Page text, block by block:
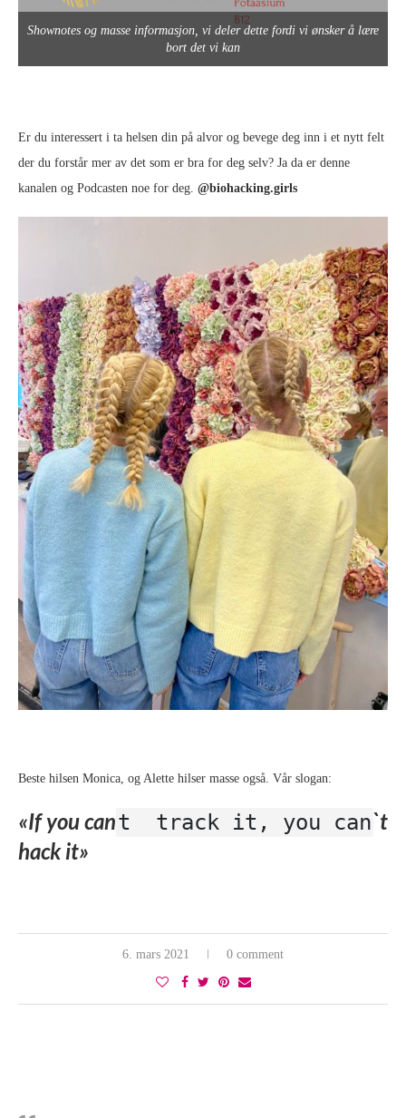
Shownotes og masse informasjon, vi deler dette fordi vi ønsker å lære
bort det vi kan
Er du interessert i ta helsen din på alvor og bevege deg inn i et nytt felt
der du forstår mer av det som er bra for deg selv? Ja da er denne
kanalen og Podcasten noe for deg. @biohacking.girls
Beste hilsen Monica, og Alette hilser masse også. Vår slogan:
«If you cant track it, you can`t
hack it»
6. mars 2021 0 comment